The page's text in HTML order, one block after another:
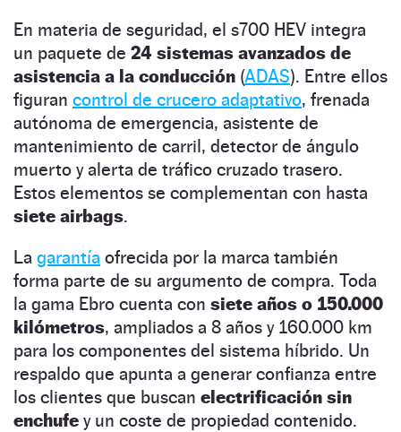
En materia de seguridad, el s700 HEV integra
un paquete de 24 sistemas avanzados de
asistencia a la conducción (ADAS). Entre ellos
figuran control de crucero adaptativo, frenada
autónoma de emergencia, asistente de
mantenimiento de carril, detector de ángulo
muerto y alerta de tráfico cruzado trasero.
Estos elementos se complementan con hasta
siete airbags.
La garantía ofrecida por la marca también
forma parte de su argumento de compra. Toda
la gama Ebro cuenta con siete años o 150.000
kilómetros, ampliados a 8 años y 160.000 km
para los componentes del sistema híbrido. Un
respaldo que apunta a generar confianza entre
los clientes que buscan electrificación sin
enchufe y un coste de propiedad contenido.